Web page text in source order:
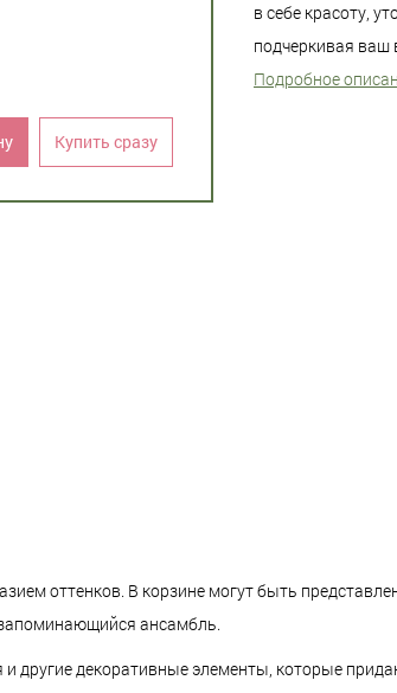
Купить сразу
в себе красоту,
подчеркивая ваш
Подробное
оттенков. В корзине могут быть
ансамбль.
другие декоративные элементы, которые